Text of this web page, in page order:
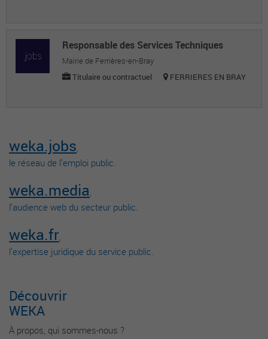
Responsable des Services Techniques
Mairie de Ferrières-en-Bray
Titulaire ou contractuel
FERRIERES EN BRAY
weka.jobs,
le réseau de l’emploi public.
weka.media,
l’audience web du secteur public.
weka.fr,
l’expertise juridique du service public.
Découvrir
WEKA
À propos, qui sommes-nous ?